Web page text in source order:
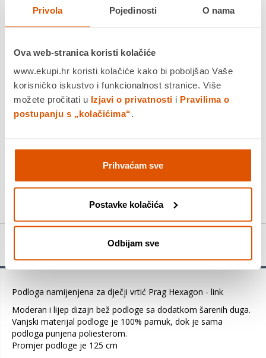
Privola Pojedinosti O nama
Ova web-stranica koristi kolačiće
www.ekupi.hr koristi kolačiće kako bi poboljšao Vaše
korisničko iskustvo i funkcionalnost stranice. Više
možete pročitati u Izjavi o privatnosti i Pravilima o
postupanju s „kolačićima“.
Prihvaćam sve
Postavke kolačića
Odbijam sve
Moderan i lijep dizajn bež podloge sa dodatkom šarenih duga.
Vanjski materijal podloge je 100% pamuk, dok je sama podl...
Saznaj više
Dostavljamo već od18.08.2026
Platite gotovinom pri preuzimanju, Internet bankarstvom, karticama
jednokratno i na rate
KUPITE ODMAH
Podloga namijenjena za dječji vrtić Prag Hexagon - link
Moderan i lijep dizajn bež podloge sa dodatkom šarenih duga.
Vanjski materijal podloge je 100% pamuk, dok je sama
podloga punjena poliesterom.
Promjer podloge je 125 cm